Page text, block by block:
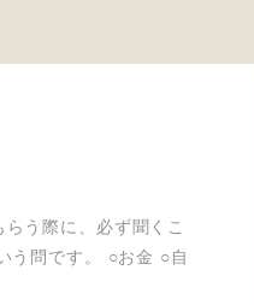
う際に、必ず聞くこ
う問です。 ○お金 ○自